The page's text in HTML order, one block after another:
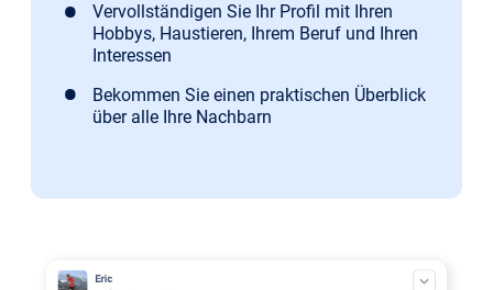
Vervollständigen Sie Ihr Profil mit Ihren
Hobbys, Haustieren, Ihrem Beruf und Ihren
Interessen
Bekommen Sie einen praktischen Überblick
über alle Ihre Nachbarn